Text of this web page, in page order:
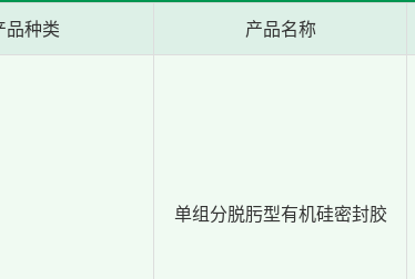
品种类 产品名称
单组分脱肟型有机硅密封胶